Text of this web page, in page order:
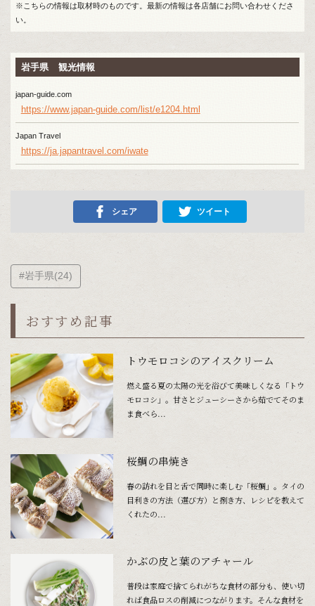
※こちらの情報は取材時のものです。最新の情報は各店舗にお問い合わせくださ
い。
岩手県 観光情報
japan-guide.com
https://www.japan-guide.com/list/e1204.html
Japan Travel
https://ja.japantravel.com/iwate
シェア ツイート
#岩手県(24)
おすすめ記事
トウモロコシのアイスクリーム
燃え盛る夏の太陽の光を浴びて美味しくなる「トウ
モロコシ」。甘さとジューシーさから茹でてそのま
ま食べら...
桜鯛の串焼き
春の訪れを目と舌で同時に楽しむ「桜鯛」。タイの
目利きの方法（選び方）と捌き方、レシピを教えて
くれたの...
かぶの皮と葉のアチャール
普段は家庭で捨てられがちな食材の部分も、使い切
れば食品ロスの削減につながります。そんな食材を